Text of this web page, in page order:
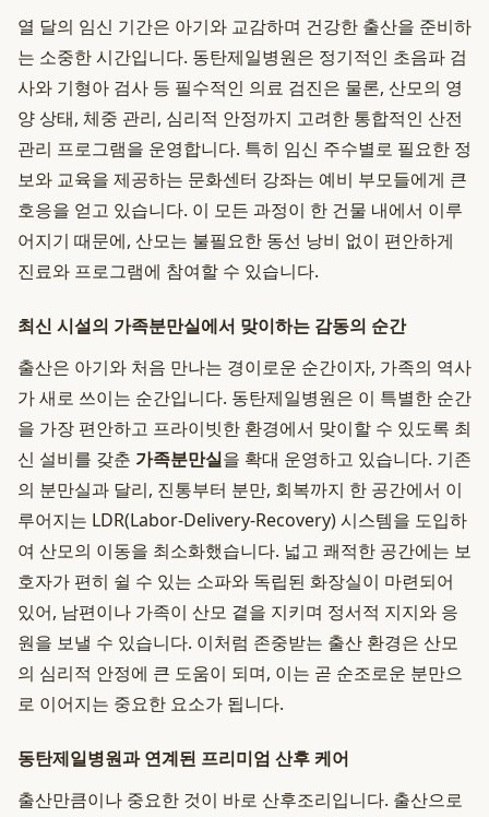
열 달의 임신 기간은 아기와 교감하며 건강한 출산을 준비하
는 소중한 시간입니다. 동탄제일병원은 정기적인 초음파 검
사와 기형아 검사 등 필수적인 의료 검진은 물론, 산모의 영
양 상태, 체중 관리, 심리적 안정까지 고려한 통합적인 산전
관리 프로그램을 운영합니다. 특히 임신 주수별로 필요한 정
보와 교육을 제공하는 문화센터 강좌는 예비 부모들에게 큰
호응을 얻고 있습니다. 이 모든 과정이 한 건물 내에서 이루
어지기 때문에, 산모는 불필요한 동선 낭비 없이 편안하게
진료와 프로그램에 참여할 수 있습니다.
최신 시설의 가족분만실에서 맞이하는 감동의 순간
출산은 아기와 처음 만나는 경이로운 순간이자, 가족의 역사
가 새로 쓰이는 순간입니다. 동탄제일병원은 이 특별한 순간
을 가장 편안하고 프라이빗한 환경에서 맞이할 수 있도록 최
신 설비를 갖춘 가족분만실을 확대 운영하고 있습니다. 기존
의 분만실과 달리, 진통부터 분만, 회복까지 한 공간에서 이
루어지는 LDR(Labor-Delivery-Recovery) 시스템을 도입하
여 산모의 이동을 최소화했습니다. 넓고 쾌적한 공간에는 보
호자가 편히 쉴 수 있는 소파와 독립된 화장실이 마련되어
있어, 남편이나 가족이 산모 곁을 지키며 정서적 지지와 응
원을 보낼 수 있습니다. 이처럼 존중받는 출산 환경은 산모
의 심리적 안정에 큰 도움이 되며, 이는 곧 순조로운 분만으
로 이어지는 중요한 요소가 됩니다.
동탄제일병원과 연계된 프리미엄 산후 케어
출산만큼이나 중요한 것이 바로 산후조리입니다. 출산으로